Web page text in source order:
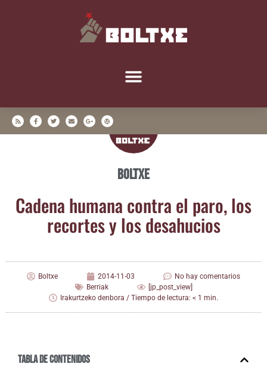
Boltxe
Cade­na huma­na con­tra el paro, los
recor­tes y los desahucios
Boltxe 2014-11-03
No hay comentarios
Berriak
[jp_post_view]
Irakurtzeko denbora / Tiempo de lectura: < 1 min.
Tabla de contenidos